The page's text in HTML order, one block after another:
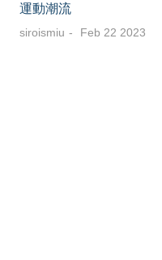
運動潮流
siroismiu Feb 22 2023